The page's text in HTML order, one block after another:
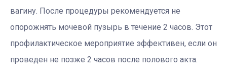
вагину. После процедуры рекомендуется не
опорожнять мочевой пузырь в течение 2 часов. Этот
профилактическое мероприятие эффективен, если он
проведен не позже 2 часов после полового акта.